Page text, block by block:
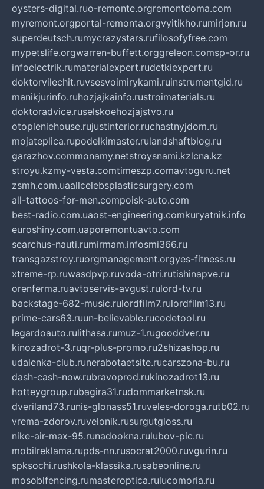
oysters-digital.ruo-remonte.orgremontdoma.com
myremont.orgportal-remonta.orgvyitikho.rumirjon.ru
superdeutsch.rumycrazystars.rufilosofyfree.com
mypetslife.orgwarren-buffett.orggreleon.comsp-or.ru
infoelectrik.rumaterialexpert.rudetkiexpert.ru
doktorvilechit.ruvsesvoimirykami.ruinstrumentgid.ru
manikjurinfo.ruhozjajkainfo.rustroimaterials.ru
doktoradvice.ruselskoehozjajstvo.ru
otopleniehouse.rujustinterior.ruchastnyjdom.ru
mojateplica.rupodelkimaster.rulandshaftblog.ru
garazhov.commonamy.netstroysnami.kzlcna.kz
stroyu.kzmy-vesta.comtimeszp.comavtoguru.net
zsmh.com.uaallcelebsplasticsurgery.com
all-tattoos-for-men.compoisk-auto.com
best-radio.com.uaost-engineering.comkuryatnik.info
euroshiny.com.uaporemontuavto.com
searchus-nauti.rumirmam.infosmi366.ru
transgazstroy.ruorgmanagement.orgyes-fitness.ru
xtreme-rp.ruwasdpvp.ruvoda-otri.rutishinapve.ru
orenferma.ruavtoservis-avgust.rulord-tv.ru
backstage-682-music.rulordfilm7.rulordfilm13.ru
prime-cars63.ruun-believable.rucodetool.ru
legardoauto.rulithasa.rumuz-1.rugooddver.ru
kinozadrot-3.ruqr-plus-promo.ru2shizashop.ru
udalenka-club.runerabotaetsite.rucarszona-bu.ru
dash-cash-now.rubravoprod.rukinozadrot13.ru
hotteygroup.rubagira31.rudommarketnsk.ru
dveriland73.runis-glonass51.ruveles-doroga.rutb02.ru
vrema-zdorov.ruvelonik.rusurgutgloss.ru
nike-air-max-95.runadookna.rulubov-pic.ru
mobilreklama.rupds-nn.rusocrat2000.ruvgurin.ru
spksochi.rushkola-klassika.rusabeonline.ru
mosoblfencing.rumasteroptica.rulucomoria.ru